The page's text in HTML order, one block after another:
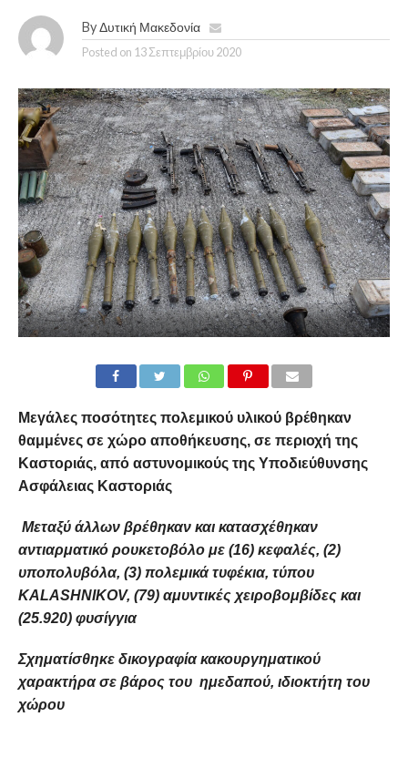
By Δυτική Μακεδονία
Posted on 13 Σεπτεμβρίου 2020
Μεγάλες ποσότητες πολεμικού υλικού βρέθηκαν
θαμμένες σε χώρο αποθήκευσης, σε περιοχή της
Καστοριάς, από αστυνομικούς της Υποδιεύθυνσης
Ασφάλειας Καστοριάς
Μεταξύ άλλων βρέθηκαν και κατασχέθηκαν
αντιαρματικό ρουκετοβόλο με (16) κεφαλές, (2)
υποπολυβόλα, (3) πολεμικά τυφέκια, τύπου
KALASHNIKOV, (79) αμυντικές χειροβομβίδες και
(25.920) φυσίγγια
Σχηματίσθηκε δικογραφία κακουργηματικού
χαρακτήρα σε βάρος του ημεδαπού, ιδιοκτήτη του
χώρου